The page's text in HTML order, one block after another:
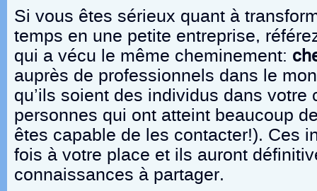
Si vous êtes sérieux quant à
temps en une petite entreprise,
qui a vécu le même cheminement:
auprès de professionnels dans le
qu’ils soient des individus dans votre
personnes qui ont atteint beaucoup
êtes capable de les contacter!). Ces
fois à votre place et ils auront
connaissances à partager.